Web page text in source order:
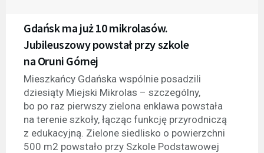
Gdańsk ma już 10 mikrolasów.
Jubileuszowy powstał przy szkole
na Oruni Górnej
Mieszkańcy Gdańska wspólnie posadzili
dziesiąty Miejski Mikrolas – szczególny,
bo po raz pierwszy zielona enklawa powstała
na terenie szkoły, łącząc funkcję przyrodniczą
z edukacyjną. Zielone siedlisko o powierzchni
500 m2 powstało przy Szkole Podstawowej